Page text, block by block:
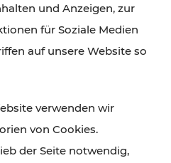
das Burgenland
Gastronomie,
– viele
Ticket- und Fahrplan-
und Anzeigen, zur
für Soziale Medien
auf unsere Website so
verwenden wir
von Cookies.
der Seite notwendig,